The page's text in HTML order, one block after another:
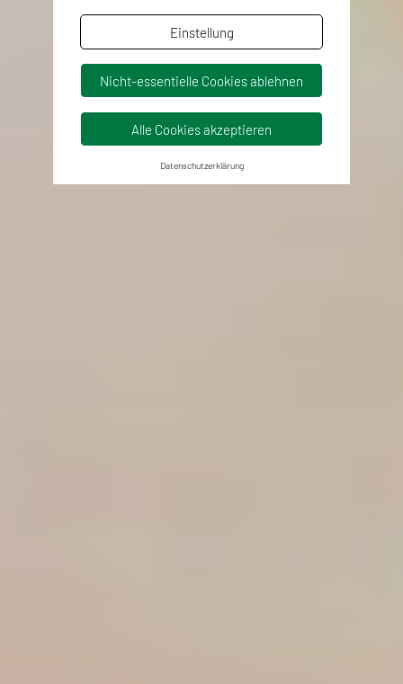
Einstellung
Nicht-essentielle Cookies ablehnen
Alle Cookies akzeptieren
Datenschutzerklärung